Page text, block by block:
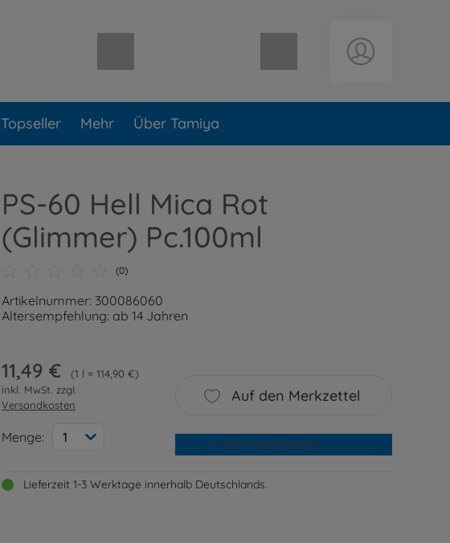
Warenkorb leer
Topseller Mehr Über Tamiya
PS-60 Hell Mica Rot
(Glimmer) Pc.100ml
(0)
Artikelnummer: 300086060
Altersempfehlung: ab 14 Jahren
11,49 €
1 l = 114,90 €
inkl. MwSt. zzgl.
Versandkosten
Menge: 1
Auf den Merkzettel
In den Warenkorb
Lieferzeit 1-3 Werktage innerhalb Deutschlands.